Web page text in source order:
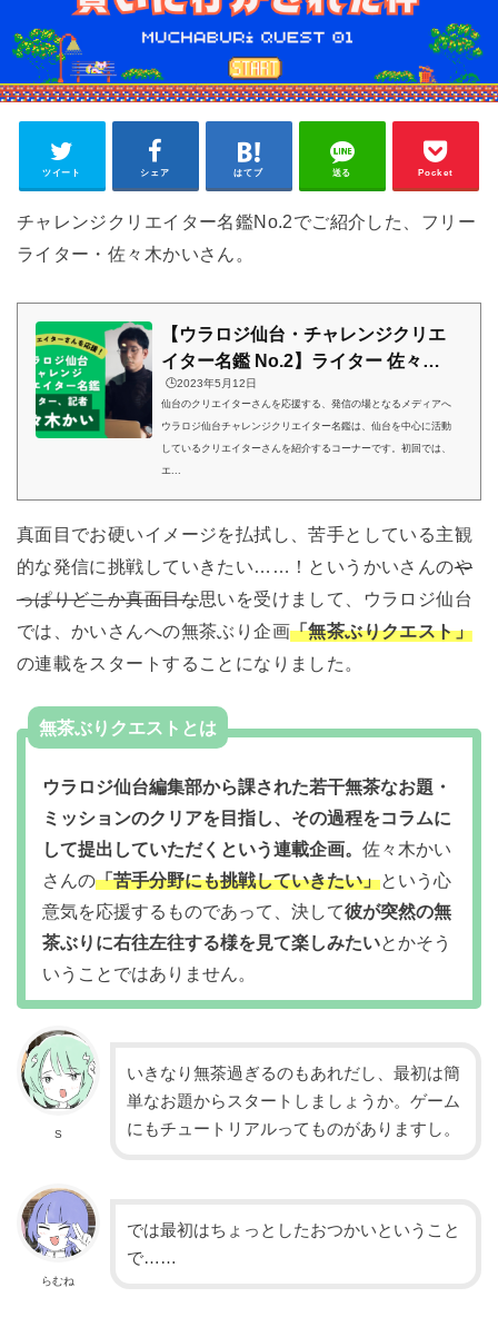
ツイート シェア はてブ 送る Pocket
チャレンジクリエイター名鑑No.2でご紹介した、フリー
ライター・佐々木かいさん。
【ウラロジ仙台・チャレンジクリエ
イター名鑑 No.2】ライター 佐々木
かい／殻を破って新しい自分へ！
🕒️2023年5月12日
仙台のクリエイターさんを応援する、発信の場となるメディアへ
ウラロジ仙台チャレンジクリエイター名鑑は、仙台を中心に活動
しているクリエイターさんを紹介するコーナーです。初回では、
エ...
真面目でお硬いイメージを払拭し、苦手としている主観
的な発信に挑戦していきたい……！というかいさんのや
っぱりどこか真面目な思いを受けまして、ウラロジ仙台
では、かいさんへの無茶ぶり企画「無茶ぶりクエスト」
の連載をスタートすることになりました。
無茶ぶりクエストとは
ウラロジ仙台編集部から課された若干無茶なお題・
ミッションのクリアを目指し、その過程をコラムに
して提出していただくという連載企画。 佐々木かい
さんの「苦手分野にも挑戦していきたい」という心
意気を応援するものであって、決して彼が突然の無
茶ぶりに右往左往する様を見て楽しみたいとかそう
いうことではありません。
S
いきなり無茶過ぎるのもあれだし、最初は簡
単なお題からスタートしましょうか。ゲーム
にもチュートリアルってものがありますし。
らむね
では最初はちょっとしたおつかいということ
で……